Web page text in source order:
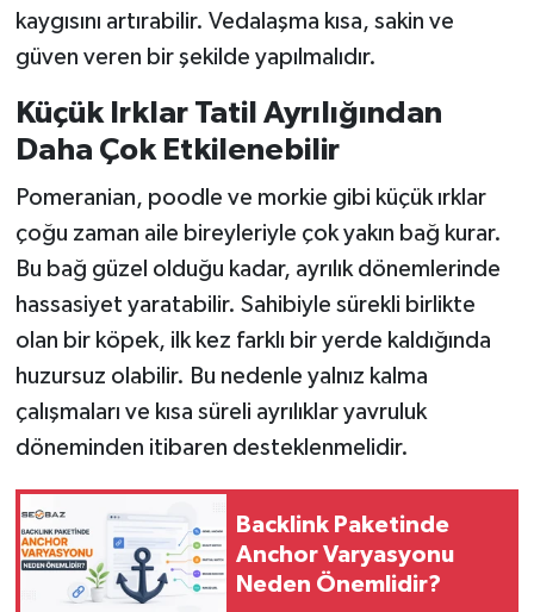
kaygısını artırabilir. Vedalaşma kısa, sakin ve
güven veren bir şekilde yapılmalıdır.
Küçük Irklar Tatil Ayrılığından
Daha Çok Etkilenebilir
Pomeranian, poodle ve morkie gibi küçük ırklar
çoğu zaman aile bireyleriyle çok yakın bağ kurar.
Bu bağ güzel olduğu kadar, ayrılık dönemlerinde
hassasiyet yaratabilir. Sahibiyle sürekli birlikte
olan bir köpek, ilk kez farklı bir yerde kaldığında
huzursuz olabilir. Bu nedenle yalnız kalma
çalışmaları ve kısa süreli ayrılıklar yavruluk
döneminden itibaren desteklenmelidir.
Backlink Paketinde
Anchor Varyasyonu
Neden Önemlidir?